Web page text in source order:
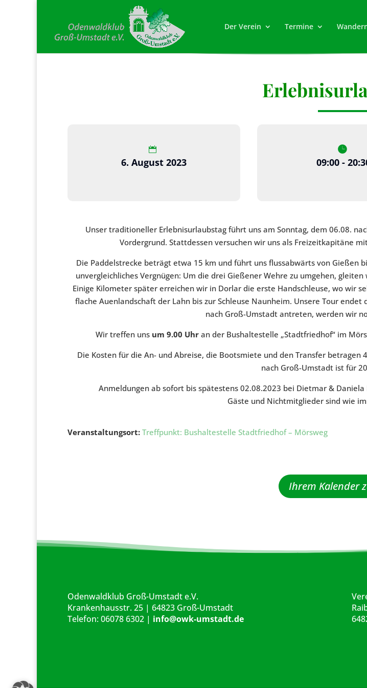
Der Verein Termine
6. August 2023 09:00 -
Unser traditioneller Erlebnisurlaubstag führt uns am Sonntag, dem 06.08.
Vordergrund. Stattdessen versuchen wir uns als Freizeitkapitäne
Die Paddelstrecke beträgt etwa 15 km und führt uns flussabwärts von Gießen
unvergleichliches Vergnügen: Um die drei Gießener Wehre zu umgehen,
Einige Kilometer später erreichen wir in Dorlar die erste Handschleuse, wo wir
flache Auenlandschaft der Lahn bis zur Schleuse Naunheim. Unsere Tour
nach Groß-Umstadt antreten, werden wir
Wir treffen uns um 9.00 Uhran der Bushaltestelle „Stadtfriedhof“ im
Die Kosten für die An- und Abreise, die Bootsmiete und den Transfer
nach Groß-Umstadt ist für
Anmeldungen ab sofort bis spätestens 02.08.2023 bei Dietmar &
Gäste und Nichtmitglieder sind wie
Veranstaltungsort: Treffpunkt: Bushaltestelle Stadtfriedhof – Mörsweg
Ihrem Kalender
Odenwaldklub Groß-Umstadt e.V.
Krankenhausstr. 25 | 64823 Groß-Umstadt
Telefon: 06078 6302 | info@owk-umstadt.de